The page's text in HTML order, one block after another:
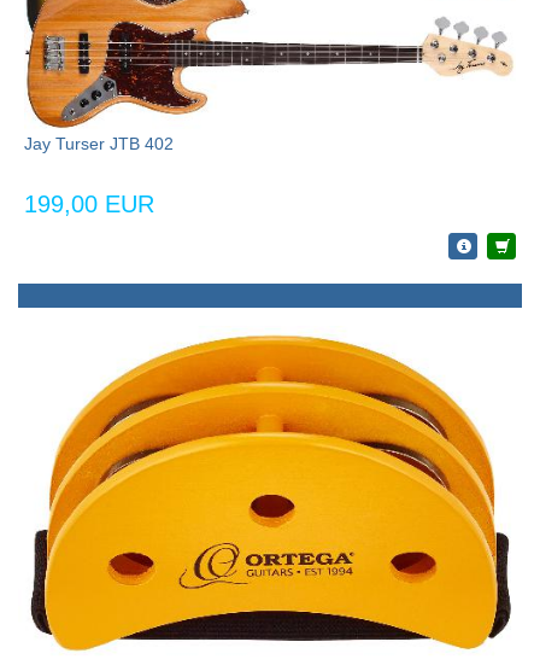
Jay Turser JTB 402
199,00 EUR